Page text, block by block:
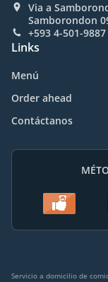
Via a
Samborondon
+593 4-501-9887
Links
Menú
Order ahead
Contáctanos
Servicio a domicilio de